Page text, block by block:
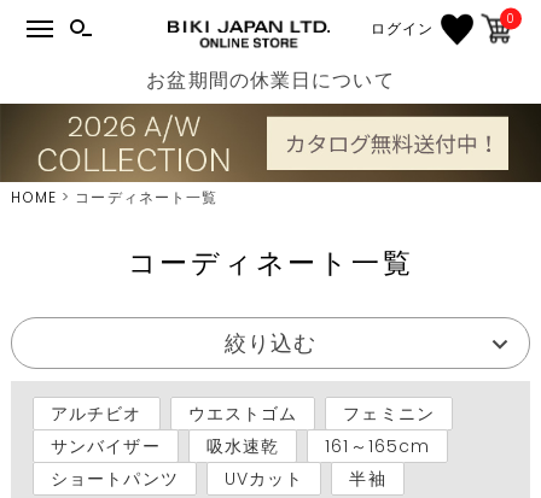
ログイン 0
お盆期間の休業日について
HOME コーディネート一覧
コーディネート一覧
絞り込む
アルチビオ ウエストゴム
フェミニン
サンバイザー
吸水速乾
161～165cm
ショートパンツ
UVカット 半袖